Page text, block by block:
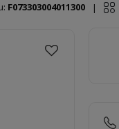
F073303004011300 |